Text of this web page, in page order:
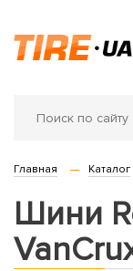
Главная Каталог
Шини